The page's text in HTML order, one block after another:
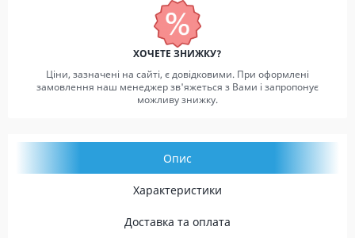
ХОЧЕТЕ ЗНИЖКУ?
Ціни, зазначені на сайті, є довідковими. При оформлені
замовлення наш менеджер зв'яжеться з Вами і запропонує
можливу знижку.
Опис
Характеристики
Доставка та оплата